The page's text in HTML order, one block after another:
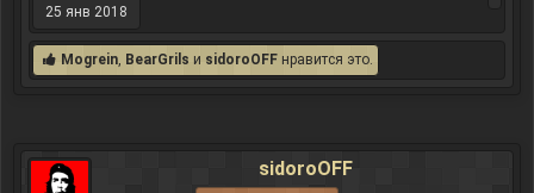
25 янв 2018
Mogrein, BearGrils и sidoroOFF нравится это.
sidoroOFF